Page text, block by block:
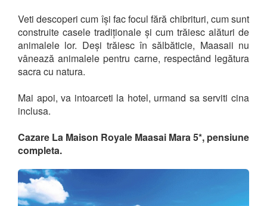
Veti descoperi cum își fac focul fără chibrituri, cum sunt
construite casele tradiționale și cum trăiesc alături de
animalele lor. Deși trăiesc în sălbăticie, Maasaii nu
vânează animalele pentru carne, respectând legătura
sacra cu natura.
Mai apoi, va intoarceti la hotel, urmand sa serviti cina
inclusa.
Cazare La Maison Royale Maasai Mara 5*, pensiune
completa.